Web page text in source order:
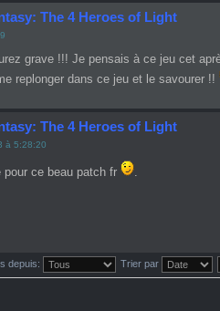
The 4 Heroes of Light
grave !!! Je pensais à ce jeu cet
replonger dans ce jeu et le savourer !!
The 4 Heroes of Light
à 5:28:20
pour ce beau patch fr
depuis: Trier par